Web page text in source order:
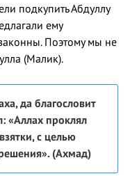
подкупить Абдуллу
ему
Поэтому мы не
(Малик).
да благословит
«Аллах проклял
с целью
(Ахмад)